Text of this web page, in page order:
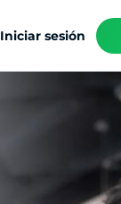
Iniciar sesión